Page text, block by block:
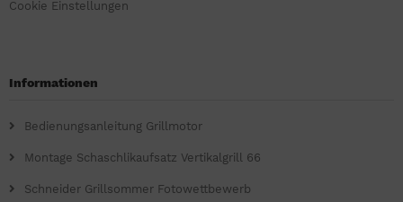
Cookie Einstellungen
Informationen
Bedienungsanleitung Grillmotor
Montage Schaschlikaufsatz Vertikalgrill 66
Schneider Grillsommer Fotowettbewerb